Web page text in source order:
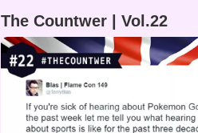
The Countwer | Vol.22